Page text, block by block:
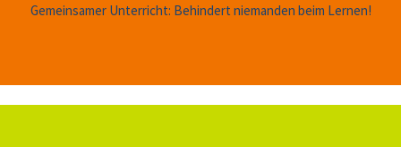
Gemeinsamer Unterricht: Behindert niemanden beim Lernen!